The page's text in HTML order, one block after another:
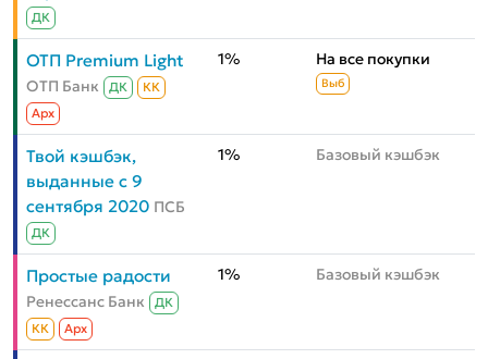
ДК
ОТП Premium Light
ОТП Банк ДК
КК
Aрх
1% На все покупки
Выб
Твой кэшбэк,
выданные с 9
сентября 2020 ПСБ
ДК
1% Базовый кэшбэк
Простые радости
Ренессанс Банк
ДК
КК
Aрх
1% Базовый кэшбэк